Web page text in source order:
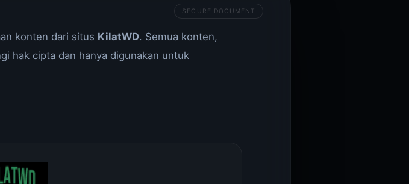
konten dari situs KilatWD. Semua konten,
hak cipta dan hanya digunakan untuk